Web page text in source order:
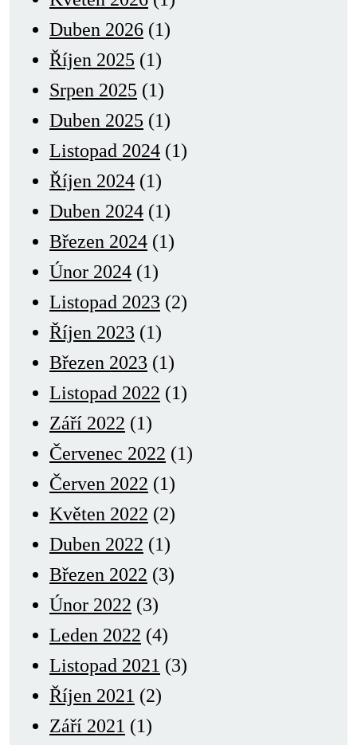
Duben 2026 (1)
Říjen 2025 (1)
Srpen 2025 (1)
Duben 2025 (1)
Listopad 2024 (1)
Říjen 2024 (1)
Duben 2024 (1)
Březen 2024 (1)
Únor 2024 (1)
Listopad 2023 (2)
Říjen 2023 (1)
Březen 2023 (1)
Listopad 2022 (1)
Září 2022 (1)
Červenec 2022 (1)
Červen 2022 (1)
Květen 2022 (2)
Duben 2022 (1)
Březen 2022 (3)
Únor 2022 (3)
Leden 2022 (4)
Listopad 2021 (3)
Říjen 2021 (2)
Září 2021 (1)